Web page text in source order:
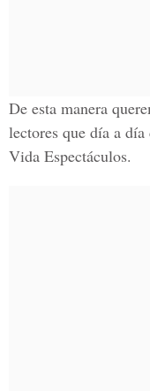
De esta manera
lectores que día a
Vida Espectáculos.